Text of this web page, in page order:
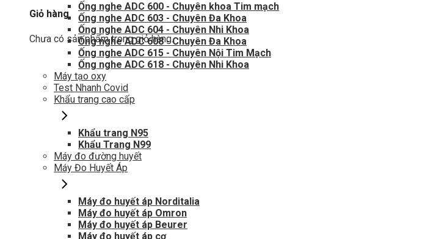
Giỏ hàng
Chưa có sản phẩm trong giỏ hàng.
Ống nghe ADC 600 - Chuyên khoa Tim mạch
Ống nghe ADC 603 - Chuyên Đa Khoa
Ống nghe ADC 604 - Chuyên Nhi Khoa
Ống nghe ADC 608 - Chuyên Đa Khoa
Ống nghe ADC 615 - Chuyên Nội Tim Mạch
Ống nghe ADC 618 - Chuyên Nhi Khoa
Máy tạo oxy
Test Nhanh Covid
Khẩu trang cao cấp
Khẩu trang N95
Khẩu Trang N99
Máy đo đường huyết
Máy Đo Huyết Áp
Máy đo huyết áp Norditalia
Máy đo huyết áp Omron
Máy đo huyết áp Beurer
Máy đo huyết áp cơ